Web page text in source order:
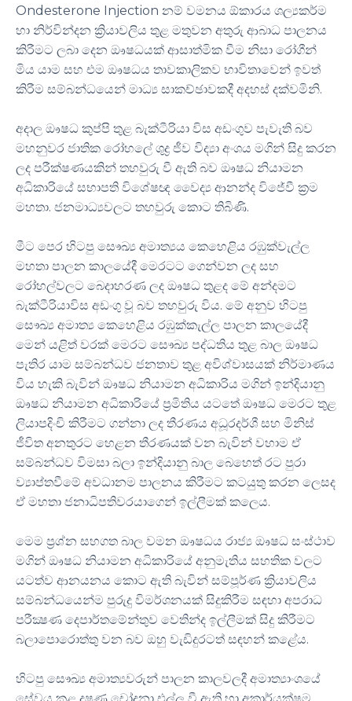
Ondesterone Injection නම් වමනය ඕකාරය ශල්‍යකර්ම
හා නිර්වින්දන ක්‍රියාවලිය තුළ මතුවන අතුරු ආබාධ පාලනය
කිරීමට ලබා දෙන ඖෂධයක් ආසාත්මික වීම නිසා රෝගීන්
මිය යාම සහ එම ඖෂධය තාවකාලිකව භාවිතාවෙන් ඉවත්
කිරීම සම්බන්ධයෙන් මාධ්‍ය සාකච්ඡාවකදී අදහස් දක්වමිනි.
අදාල ඖෂධ කුප්පි තුළ බැක්ටීරියා විස අඩංගුව පැවැති බව
මහනුවර ජාතික රෝහලේ ශුද්‍ර ජීව විද්‍යා අංශය මගින් සිදු කරන
ලද පරීක්ෂණයකින් තහවුරු වී ඇති බව ඖෂධ නියාමන
අධිකාරියේ සභාපති විශේෂඥ වෛද්‍ය ආනන්ද විජේවී ක්‍රම
මහතා. ජනමාධ්‍යවලට තහවුරු කොට තිබිණි.
මීට පෙර හිටපු සෞඛ්‍ය අමාත්‍යය කෙහෙළිය රඹුක්වැල්ල
මහතා පාලන කාලයේදී මෙරටට ගෙන්වන ලද සහ
රෝහල්වලට බෙදාහරණ ලද ඖෂධ තුළද මේ අන්දමට
බැක්ටීරියාවිස අඩංගු වූ බව තහවුරු විය. මේ අනුව හිටපු
සෞඛ්‍ය අමාත්‍ය කෙහෙළිය රඹුක්කැල්ල පාලන කාලයේදී
මෙන් යළිත් වරක් මෙරට සෞඛ්‍ය පද්ධතිය තුළ බාල ඖෂධ
පැතිර යාම සම්බන්ධව ජනතාව තුළ අවිශ්වාසයක් නිර්මාණය
විය හැකි බැවින් ඖෂධ නියාමන අධිකාරිය මගින් ඉන්දියානු
ඖෂධ නියාමන අධිකාරියේ ප්‍රමිතිය යටතේ ඖෂධ මෙරට තුළ
ලියාපදිංචි කිරීමට ගන්නා ලද තීරණය අධූරදර්ශී සහ මිනිස්
ජීවිත අනතුරට හෙළන තීරණයක් වන බැවින් වහාම ඒ
සම්බන්ධව විමසා බලා ඉන්දියානු බාල බෙහෙත් රට පුරා
ව්‍යාප්තවීමේ අවධානම පාලනය කිරීමට කටයුතු කරන ලෙසද
ඒ මහතා ජනාධිපතිවරයාගෙන් ඉල්ලීමක් කලෙය.
මෙම ප්‍රශ්න සහගත බාල වමන ඖෂධය රාජ්‍ය ඖෂධ සංස්ථාව
මගින් ඖෂධ නියාමන අධිකාරියේ අනුමැතිය සහතික වලට
යටත්ව ආනයනය කොට ඇති බැවින් සම්පූර්ණ ක්‍රියාවලිය
සම්බන්ධයෙන්ම පුරුදු විමර්ශනයක් සිදුකිරීම සඳහා අපරාධ
පරීක්‍ෂණ දෙපාර්තමේන්තුව වෙතින්ද ඉල්ලීමක් සිදු කිරීමට
බලාපොරොත්තු වන බව ඔහු වැඩිදුරටත් සඳහන් කළේය.
හිටපු සෞඛ්‍ය අමාත්‍යවරුන් පාලන කාලවලදී අමාත්‍යාංශයේ